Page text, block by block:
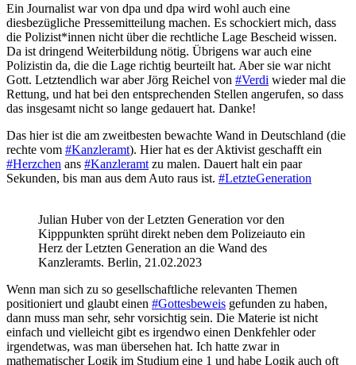
Ein Journalist war von dpa und dpa wird wohl auch eine
diesbezügliche Pressemitteilung machen. Es schockiert mich, dass
die Polizist*innen nicht über die rechtliche Lage Bescheid wissen.
Da ist dringend Weiterbildung nötig. Übrigens war auch eine
Polizistin da, die die Lage richtig beurteilt hat. Aber sie war nicht
Gott. Letztendlich war aber Jörg Reichel von #Verdi wieder mal die
Rettung, und hat bei den entsprechenden Stellen angerufen, so dass
das insgesamt nicht so lange gedauert hat. Danke!
Das hier ist die am zweitbesten bewachte Wand in Deutschland (die
rechte vom #Kanzleramt). Hier hat es der Aktivist geschafft ein
#Herzchen ans #Kanzleramt zu malen. Dauert halt ein paar
Sekunden, bis man aus dem Auto raus ist. #LetzteGeneration
Julian Huber von der Letzten Generation vor den
Kipppunkten sprüht direkt neben dem Polizeiauto ein
Herz der Letzten Generation an die Wand des
Kanzleramts. Berlin, 21.02.2023
Wenn man sich zu so gesellschaftliche relevanten Themen
positioniert und glaubt einen #Gottesbeweis gefunden zu haben,
dann muss man sehr, sehr vorsichtig sein. Die Materie ist nicht
einfach und vielleicht gibt es irgendwo einen Denkfehler oder
irgendetwas, was man übersehen hat. Ich hatte zwar in
mathematischer Logik im Studium eine 1 und habe Logik auch oft